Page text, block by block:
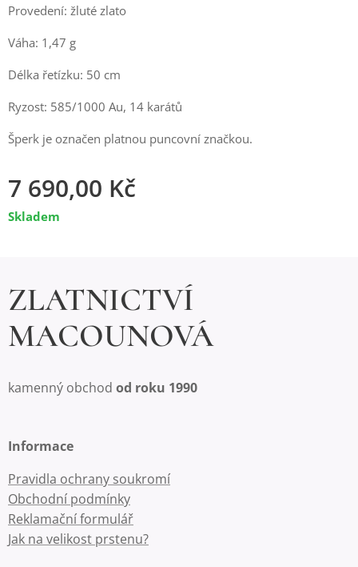
Provedení: žluté zlato
Váha: 1,47 g
Délka řetízku: 50 cm
Ryzost: 585/1000 Au, 14 karátů
Šperk je označen platnou puncovní značkou.
7 690,00 Kč
Skladem
ZLATNICTVÍ
MACOUNOVÁ
kamenný obchod od roku 1990
Informace
Pravidla ochrany soukromí
Obchodní podmínky
Reklamační formulář
Jak na velikost prstenu?